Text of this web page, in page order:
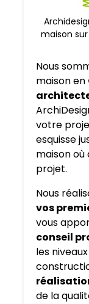
maison
Nous
maison en
votre
esquisse
maison où
projet.
Nous
vos
vous
conseil
les
de la